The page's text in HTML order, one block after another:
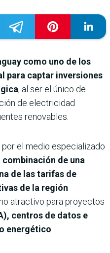
como uno de los
para captar inversiones
, al ser el único de
de electricidad
renovables.
por el medio especializado
combinación de una
de las tarifas de
de la región
atractivo para proyectos
centros de datos e
energético.